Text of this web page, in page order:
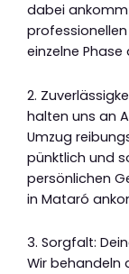
dabei
einzelne
2.
halten uns an
Umzug
pünktlich und
persönlichen
in Mataró
3. Sorgfalt:
Wir behandeln